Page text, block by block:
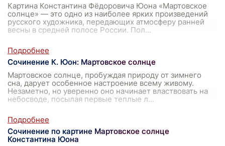
Картина Константина Фёдоровича Юона «Мартовское
солнце» — это одно из наиболее ярких произведений
русского художника, передающих атмосферу ранней
весны в средней полосе России. Пол...
Сочинение К. Юон: Мартовское солнце
Мартовское солнце, пробуждая природу от зимнего
сна, дарует особенное настроение всему живому.
Незаметно, но уверенно оно начинает властвовать на
небосводе, посылая первые теплые л...
Сочинение по картине Мартовское солнце
Константина Юона